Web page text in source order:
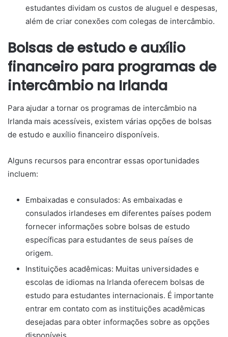
estudantes dividam os custos de aluguel e despesas,
além de criar conexões com colegas de intercâmbio.
Bolsas de estudo e auxílio
financeiro para programas de
intercâmbio na Irlanda
Para ajudar a tornar os programas de intercâmbio na
Irlanda mais acessíveis, existem várias opções de bolsas
de estudo e auxílio financeiro disponíveis.
Alguns recursos para encontrar essas oportunidades
incluem:
Embaixadas e consulados: As embaixadas e
consulados irlandeses em diferentes países podem
fornecer informações sobre bolsas de estudo
específicas para estudantes de seus países de
origem.
Instituições acadêmicas: Muitas universidades e
escolas de idiomas na Irlanda oferecem bolsas de
estudo para estudantes internacionais. É importante
entrar em contato com as instituições acadêmicas
desejadas para obter informações sobre as opções